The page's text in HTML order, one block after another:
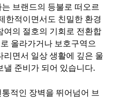
브랜드의 등불로 떠오르
한적이면서도 친밀한 환경
여의 절호의 기회로 전환합
올라가거나 보호구역으
리면서 일상 생활에 깊은 울
낼 준비가 되어 있습니다.
적인 장벽을 뛰어넘어 브